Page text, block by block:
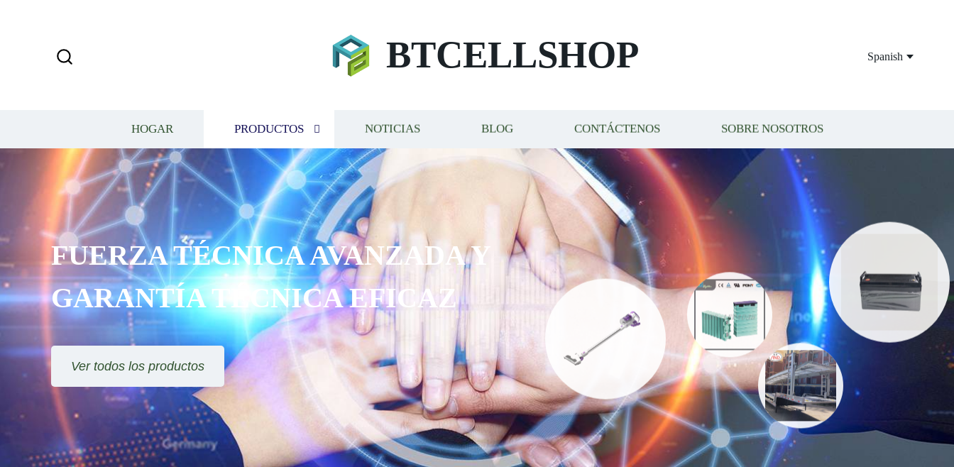
BTCELLSHOP Spanish
HOGAR PRODUCTOS NOTICIAS BLOG CONTÁCTENOS SOBRE NOSOTROS
AVANZADA Y
EFICAZ